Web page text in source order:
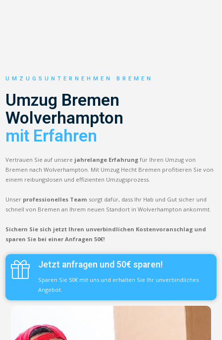
UMZUGSUNTERNEHMEN BREMEN
Umzug Bremen
Wolverhampton
mit Erfahren
Vertrauen Sie auf unsere jahrelange Erfahrung für Ihren Umzug von
Bremen nach Wolverhampton. Mit Umzug Hecht Bremen profitieren Sie von
einem reibungslosen und effizienten Umzugsprozess.
Unser professionelles Team sorgt dafür, dass Ihr Hab und Gut sicher und
schnell von Bremen an Ihrem neuen Standort in Wolverhampton ankommt.
Sichern Sie sich jetzt Ihren unverbindlichen Kostenvoranschlag und
sparen Sie bei einer Anfragen 50€!
Jetzt anfragen und 50€ sparen!
Sparen Sie 50€ mit uns und erhalten Sie Ihr unverbindliches
Angebot.